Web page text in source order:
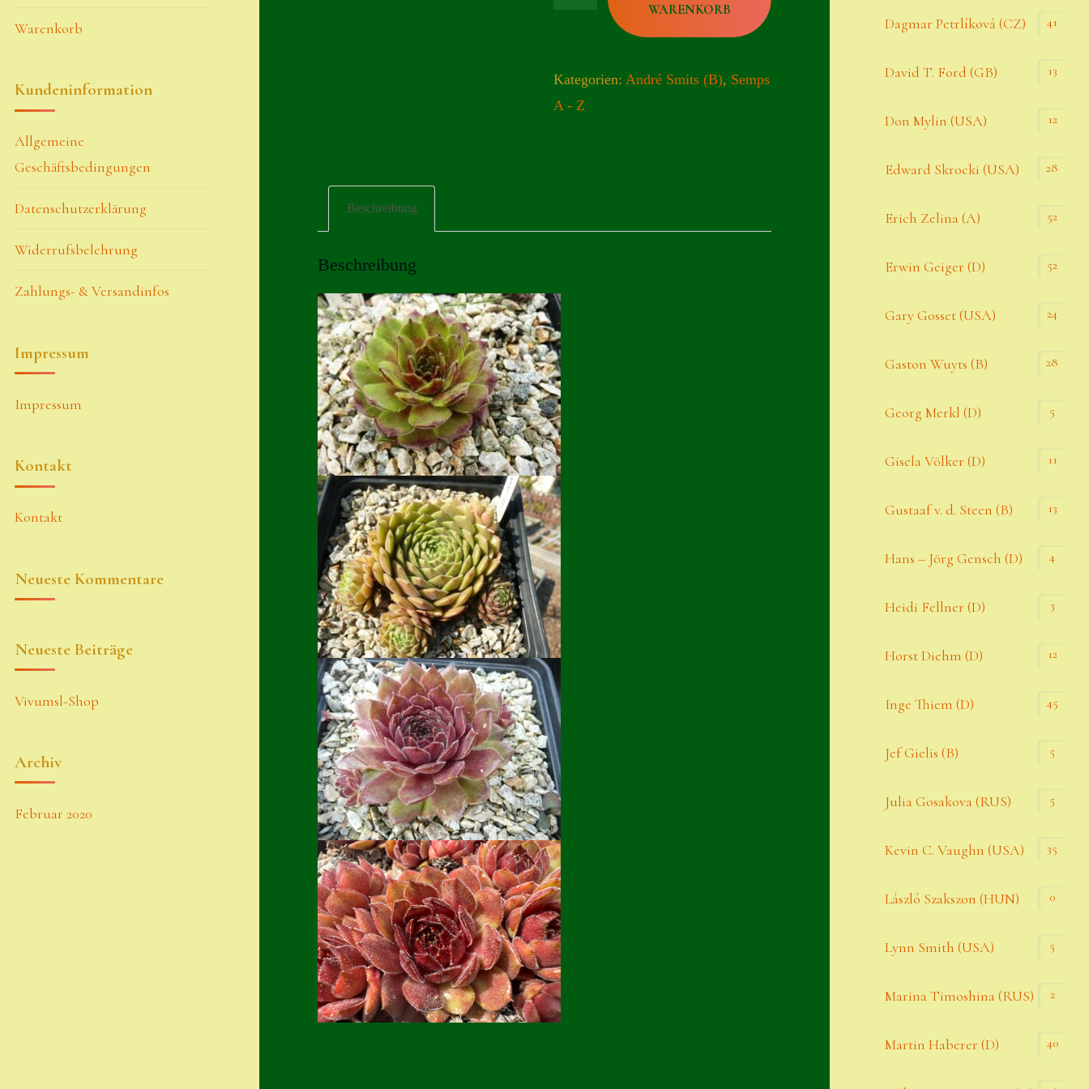
Datenschutzerklärung
Gästebuch
Menge
WARENKORB
Kategorien:André Smits (B), Semps
A - Z
Beschreibung
Beschreibung
Warenkorb
Kundeninformation
Allgemeine
Geschäftsbedingungen
Datenschutzerklärung
Widerrufsbelehrung
Zahlungs- & Versandinfos
Impressum
Impressum
Kontakt
Kontakt
Neueste Kommentare
Neueste Beiträge
Vivumsl-Shop
Archiv
Februar 2020
Dagmar Petrlíková (CZ) 41
David T. Ford (GB) 13
Don Mylin (USA) 12
Edward Skrocki (USA) 28
Erich Zelina (A) 52
Erwin Geiger (D) 52
Gary Gosset (USA) 24
Gaston Wuyts (B) 28
Georg Merkl (D) 5
Gisela Völker (D) 11
Gustaaf v. d. Steen (B) 13
Hans – Jörg Gensch (D) 4
Heidi Fellner (D) 3
Horst Diehm (D) 12
Inge Thiem (D) 45
Jef Gielis (B) 5
Julia Gosakova (RUS) 5
Kevin C. Vaughn (USA) 35
László Szakszon (HUN) 0
Lynn Smith (USA) 5
Marina Timoshina (RUS) 2
Martin Haberer (D) 40